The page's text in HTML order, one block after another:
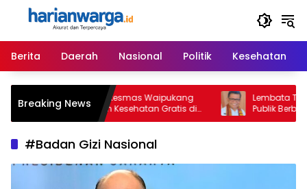
Langsung
Berita
Daerah Nasional Politik Kesehatan
Breaking News
KPOTI NTT dan Puskesmas Waipukang
Gelar Pemeriksaan Kesehatan Gratis di
Desa Dulitukan
Lembata
Publik Berbasis
dan Perpustakaan
#Badan Gizi Nasional